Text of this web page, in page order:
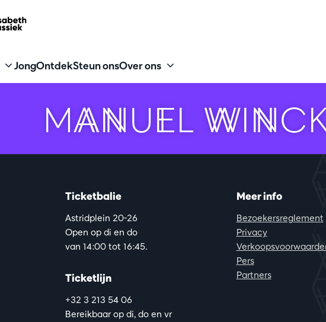
JongOntdekSteun onsOver ons
MANUEL
Ticketbalie
Astridplein 20-26
Open op di en do
van 14:00 tot 16:45.
Ticketlijn
+32 3 213 54 06
Bereikbaar op di, do en vr
Meer info
Bezoekersreglement
Privacy
Pers
Partners